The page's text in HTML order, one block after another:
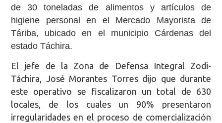
de 30 toneladas de alimentos y artículos de
higiene personal en el Mercado Mayorista de
Táriba, ubicado en el municipio Cárdenas del
estado Táchira.
El jefe de la Zona de Defensa Integral Zodi-
Táchira, José Morantes Torres dijo que durante
este operativo se fiscalizaron un total de 630
locales, de los cuales un 90% presentaron
irregularidades en el proceso de comercialización